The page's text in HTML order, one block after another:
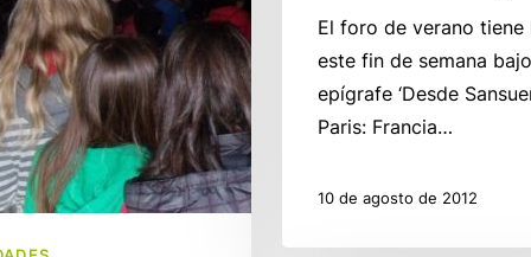
El foro de verano tiene
este fin de semana
epígrafe ‘Desde
Paris: Francia…
10 de agosto de 2012